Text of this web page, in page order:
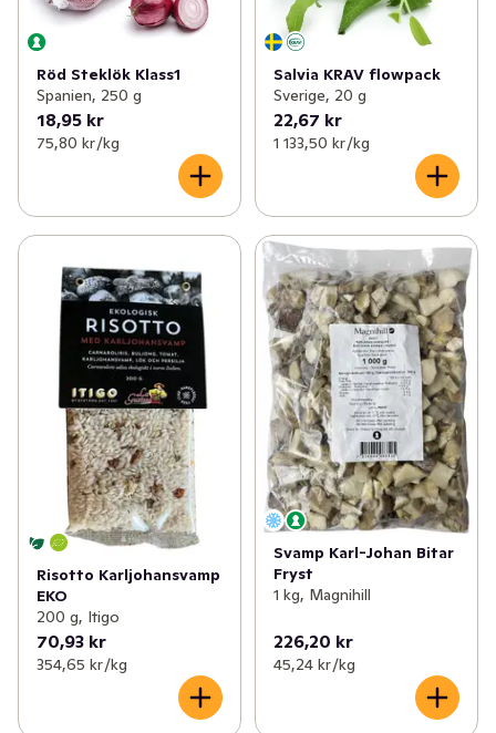
Röd Steklök Klass1
Spanien, 250 g
18,95 kr
75,80 kr /kg
Salvia KRAV flowpack
Sverige, 20 g
22,67 kr
1 133,50 kr /kg
Risotto Karljohansvamp
EKO
200 g, Itigo
70,93 kr
354,65 kr /kg
Svamp Karl-Johan Bitar
Fryst
1 kg, Magnihill
226,20 kr
45,24 kr /kg